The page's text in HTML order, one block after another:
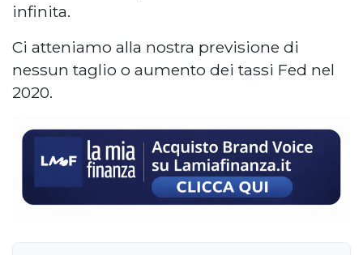
infinita.
Ci atteniamo alla nostra previsione di
nessun taglio o aumento dei tassi Fed nel
2020.